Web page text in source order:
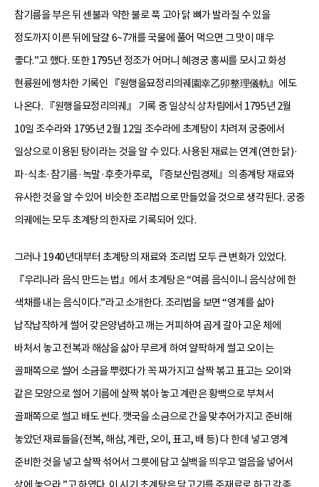
참기름을 부은 뒤 센불과 약한 불로 푹 고아 닭 뼈가 발라질 수 있을
정도까지 이른 뒤에 달걀 6~7개를 국물에 풀어 먹으면 그 맛이 매우
좋다.”고 했다. 또한 1795년 정조가 어머니 혜경궁 홍씨를 모시고 화성
현륭원에 행차한 기록인 『원행을묘정리의궤園幸乙卯整理儀軌』에도
나온다. 『원행을묘정리의궤』 기록 중 일상식 상차림에서 1795년 2월
10일 조수라와 1795년 2월 12일 조수라에 초계탕이 차려져 궁중에서
일상으로 이용된 탕이라는 것을 알 수 있다. 사용된 재료는 연계(연한 닭)·
파·식초·참기름·녹말·후춧가루로, 『증보산림경제』의 총계탕 재료와
유사한 것을 알 수 있어 비슷한 조리법으로 만들었을 것으로 생각된다. 궁중
의궤에는 모두 초계탕의 한자로 기록되어 있다.
그러나 1940년대부터 초계탕의 재료와 조리법 모두 큰 변화가 있었다.
『우리나라 음식 만드는 법』에서 초계탕은 “여름 음식이니 음식상에 한
색채를 내는 음식이다.”라고 소개한다. 조리법을 보면 “영계를 삶아
납작납작하게 썰어 갖은양념하고 깨는 거피하여 곱게 갈아 고운 체에
바처서 놓고 전복과 해삼을 삶아 무르게 하여 얄팍하게 썰고 오이는
골패쪽으로 썰어 소금을 뿌렸다가 꼭 짜가지고 살짝 볶고 표고는 오이와
같은 모양으로 썰어 기름에 살짝 볶아 놓고 계란은 황백으로 부쳐서
골패쪽으로 썰고 배도 썬다. 깻국을 소금으로 간을 맞추어가지고 준비해
놓았던 재료들을(전복, 해삼, 계란, 오이, 표고, 배 등) 다 한데 넣고 영계
준비한 것을 넣고 살짝 섞어서 그릇에 담고 실백을 띄우고 얼음을 넣어서